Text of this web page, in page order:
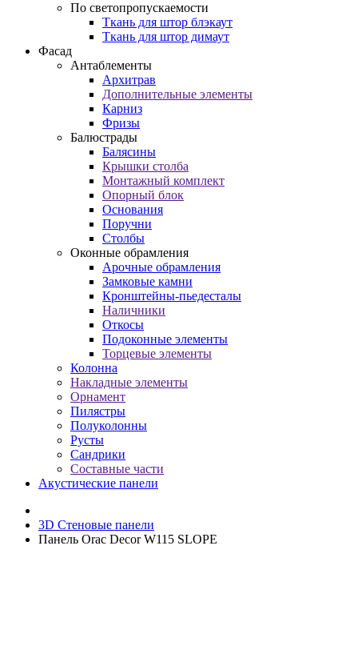
По светопропускаемости
Ткань для штор блэкаут
Ткань для штор димаут
Фасад
Антаблементы
Архитрав
Дополнительные элементы
Карниз
Фризы
Балюстрады
Балясины
Крышки столба
Монтажный комплект
Опорный блок
Основания
Поручни
Столбы
Оконные обрамления
Арочные обрамления
Замковые камни
Кронштейны-пьедесталы
Наличники
Откосы
Подоконные элементы
Торцевые элементы
Колонна
Накладные элементы
Орнамент
Пилястры
Полуколонны
Русты
Сандрики
Составные части
Акустические панели
3D Стеновые панели
Панель Orac Decor W115 SLOPE